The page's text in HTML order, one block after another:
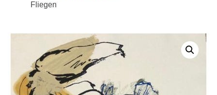
Fliegen